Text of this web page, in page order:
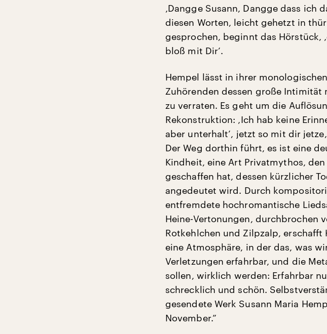
‚Dangge Susann, Dangge dass ich
diesen Worten, leicht gehetzt in
gesprochen, beginnt das Hörstück,
bloß mit Dir’.
Hempel lässt in ihrer
Zuhörenden dessen große Intimität
zu verraten. Es geht um die
Rekonstruktion: ‚Ich hab keine
aber unterhalt’, jetzt so mit dir
Der Weg dorthin führt, es ist eine
Kindheit, eine Art Privatmythos,
geschaffen hat, dessen kürzlicher
angedeutet wird. Durch
entfremdete hochromantische
Heine-Vertonungen, durchbrochen
Rotkehlchen und Zilpzalp, erschafft
eine Atmosphäre, in der das, was
Verletzungen erfahrbar, und die
sollen, wirklich werden: Erfahrbar
schrecklich und schön.
gesendete Werk Susann Maria
November.”